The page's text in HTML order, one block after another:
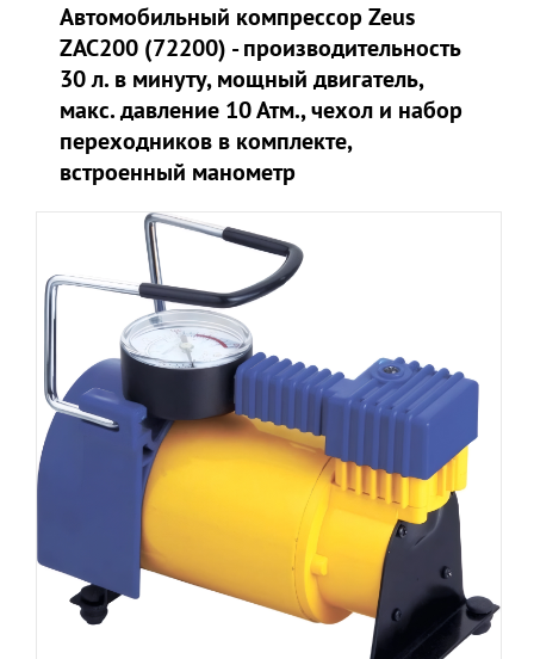
Автомобильный компрессор Zeus
ZAC200 (72200) - производительность
30 л. в минуту, мощный двигатель,
макс. давление 10 Атм., чехол и набор
переходников в комплекте,
встроенный манометр